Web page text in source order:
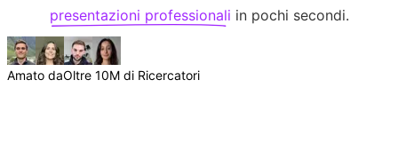
presentazioni professionali in pochi secondi.
Amato daOltre 10M di Ricercatori